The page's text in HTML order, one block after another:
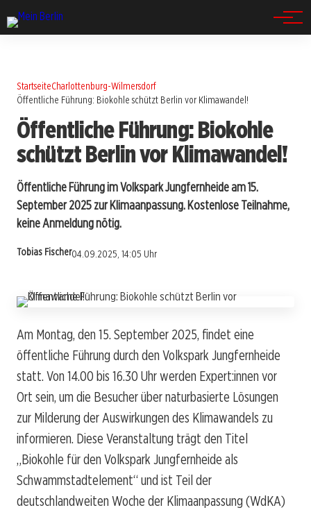
StartseiteCharlottenburg-Wilmersdorf
Öffentliche Führung: Biokohle schützt Berlin vor Klimawandel!
Öffentliche Führung: Biokohle
schützt Berlin vor Klimawandel!
Öffentliche Führung im Volkspark Jungfernheide am 15.
September 2025 zur Klimaanpassung. Kostenlose Teilnahme,
keine Anmeldung nötig.
Tobias Fischer04.09.2025, 14:05 Uhr
Am Montag, den 15. September 2025, findet eine
öffentliche Führung durch den Volkspark Jungfernheide
statt. Von 14.00 bis 16.30 Uhr werden Expert:innen vor
Ort sein, um die Besucher über naturbasierte Lösungen
zur Milderung der Auswirkungen des Klimawandels zu
informieren. Diese Veranstaltung trägt den Titel
„Biokohle für den Volkspark Jungfernheide als
Schwammstadtelement“ und ist Teil der
deutschlandweiten Woche der Klimaanpassung (WdKA)